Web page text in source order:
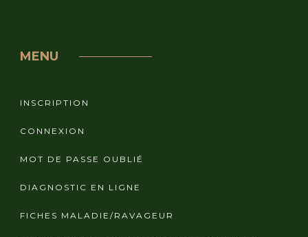
MENU
INSCRIPTION
CONNEXION
MOT DE PASSE OUBLIÉ
DIAGNOSTIC EN LIGNE
FICHES MALADIE/RAVAGEUR